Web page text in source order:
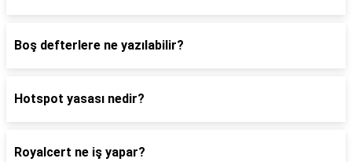
Boş defterlere ne yazılabilir?
Hotspot yasası nedir?
Royalcert ne iş yapar?